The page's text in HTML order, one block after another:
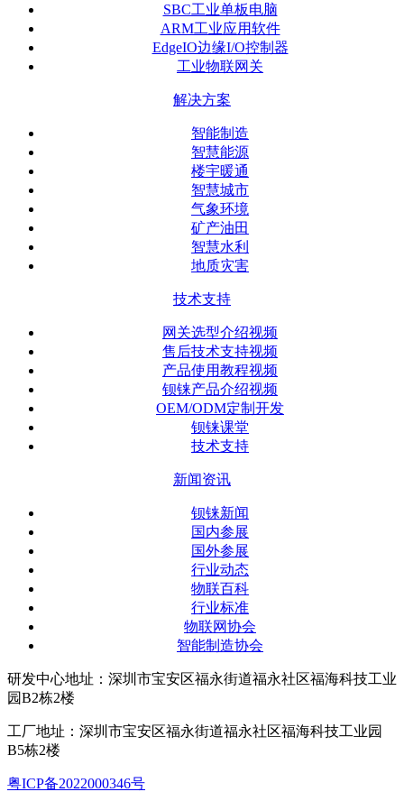
SBC工业单板电脑
ARM工业应用软件
EdgeIO边缘I/O控制器
工业物联网关
解决方案
智能制造
智慧能源
楼宇暖通
智慧城市
气象环境
矿产油田
智慧水利
地质灾害
技术支持
网关选型介绍视频
售后技术支持视频
产品使用教程视频
钡铼产品介绍视频
OEM/ODM定制开发
钡铼课堂
技术支持
新闻资讯
钡铼新闻
国内参展
国外参展
行业动态
物联百科
行业标准
物联网协会
智能制造协会
研发中心地址：深圳市宝安区福永街道福永社区福海科技工业
园B2栋2楼
工厂地址：深圳市宝安区福永街道福永社区福海科技工业园
B5栋2楼
粤ICP备2022000346号